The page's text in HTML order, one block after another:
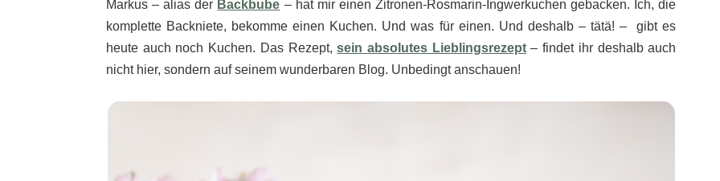
Markus – alias der Backbube – hat mir einen Zitronen-Rosmarin-Ingwerkuchen gebacken. Ich, die
komplette Backniete, bekomme einen Kuchen. Und was für einen. Und deshalb – tätä! – gibt es
heute auch noch Kuchen. Das Rezept,sein absolutes Lieblingsrezept– findet ihr deshalb auch
nicht hier, sondern auf seinem wunderbaren Blog. Unbedingt anschauen!